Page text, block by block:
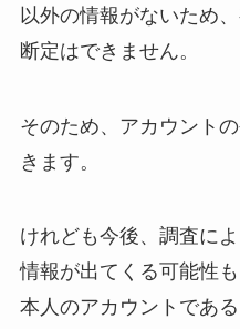
以外の情報がないため
断定はできません。
そのため、アカウント
きます。
けれども今後、調査に
情報が出てくる可能性
本人のアカウントであ